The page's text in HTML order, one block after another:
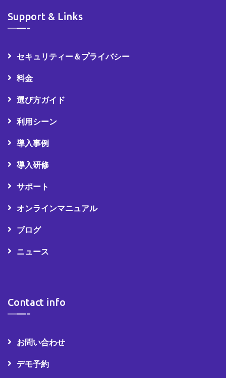
Support & Links
セキュリティー＆プライバシー
料金
選び方ガイド
利用シーン
導入事例
導入研修
サポート
オンラインマニュアル
ブログ
ニュース
Contact info
お問い合わせ
デモ予約